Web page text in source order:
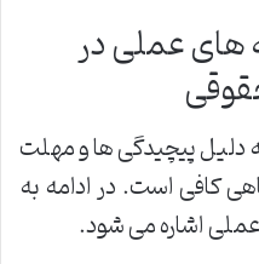
های عملی در
دلیل پیچیدگی ها و مهلت
کافی است. در ادامه به
اشاره می شود.